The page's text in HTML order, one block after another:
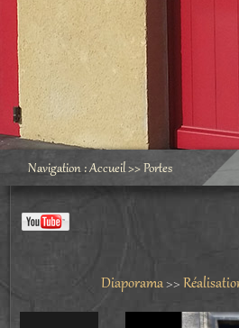
Navigation :Accueil>>Portes
Diaporama>>